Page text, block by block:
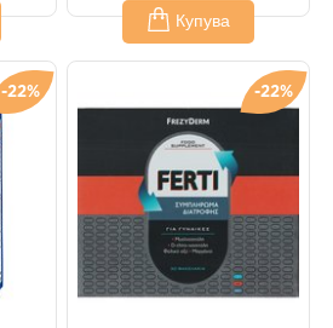
Купува
-22% -22%